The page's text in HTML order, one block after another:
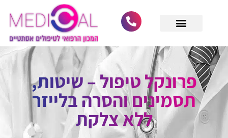
פרונקל טיפול – שיטות,
תסמינים והסרה בלייזר
ללא צלקת